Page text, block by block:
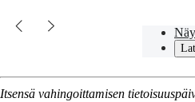
Itsensä vahingoittamisen